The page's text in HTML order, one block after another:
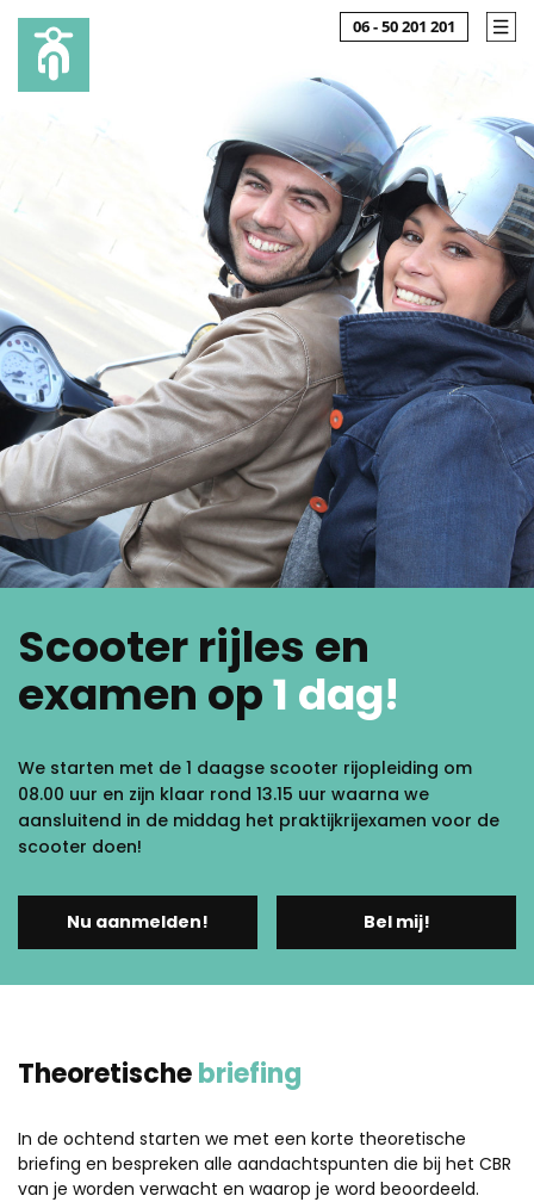
06 - 50 201 201
Scooter rijles en
examen op1 dag!
We starten met de 1 daagse scooter rijopleiding om
08.00 uur en zijn klaar rond 13.15 uur waarna we
aansluitend in de middag het praktijkrijexamen voor de
scooter doen!
Nu aanmelden! Bel mij!
Theoretischebriefing
In de ochtend starten we met een korte theoretische
briefing en bespreken alle aandachtspunten die bij het CBR
van je worden verwacht en waarop je word beoordeeld.